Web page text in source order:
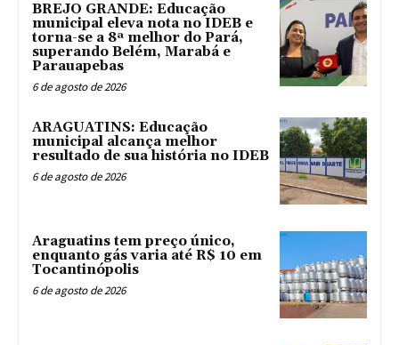
BREJO GRANDE: Educação
municipal eleva nota no IDEB e
torna-se a 8ª melhor do Pará,
superando Belém, Marabá e
Parauapebas
6 de agosto de 2026
ARAGUATINS: Educação
municipal alcança melhor
resultado de sua história no IDEB
6 de agosto de 2026
Araguatins tem preço único,
enquanto gás varia até R$ 10 em
Tocantinópolis
6 de agosto de 2026